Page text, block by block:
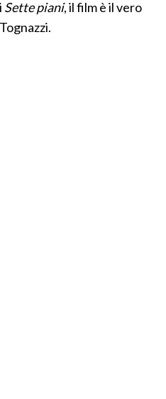
Sette piani, il film è il vero